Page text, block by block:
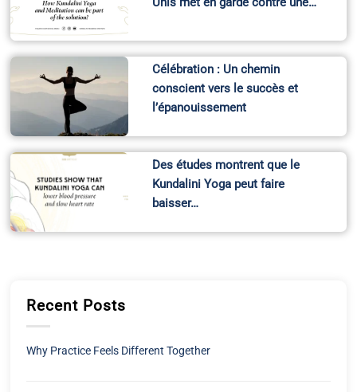
Célébration : Un chemin
conscient vers le succès et
l’épanouissement
Des études montrent que le
Kundalini Yoga peut faire
baisser…
Recent Posts
Why Practice Feels Different Together